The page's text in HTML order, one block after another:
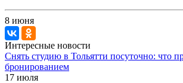
8 июня
Интересные новости
Снять студию в Тольятти посуточно: что
бронированием
17 июля